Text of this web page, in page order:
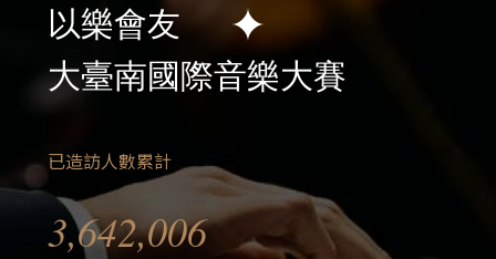
以樂會友
大臺南國際音樂大賽
已造訪人數累計
3,642,006